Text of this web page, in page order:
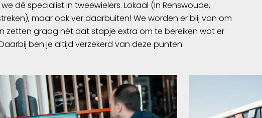
we dé specialist in tweewielers. Lokaal (in Renswoude,
maar ook ver daarbuiten! We worden er blij van om
zetten graag nét dat stapje extra om te bereiken wat er
ben je altijd verzekerd van deze punten: